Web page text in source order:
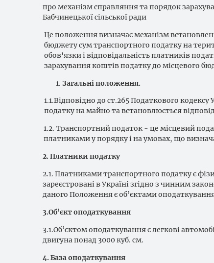
про механізм справляння та порядок
Бабчинецької сільської ради
Це положення визначає механізм
бюджету сум транспортного податку на
обов'язки і відповідальність платників
зарахування коштів податку до місцевого
Загальні положення.
1.1.Відповідно до ст.265 Податкового
податку на майно та встановлюється
1.2. Транспортний податок - це місцевий
платниками у порядку і на умовах, що
2. Платники податку
2.1. Платниками транспортного податку є
зареєстровані в Україні згідно з чинним
даного Положення є об’єктами
3.Об’єкт оподаткування
3.1.Об’єктом оподаткування є легкові
двигуна понад 3000 куб. см.
4. База оподаткування